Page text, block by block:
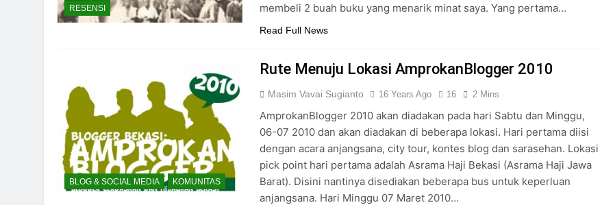
RESENSI
membeli 2 buah buku yang menarik minat saya. Yang pertama…
Read Full News
BLOG & SOCIAL MEDIA KOMUNITAS
Rute Menuju Lokasi AmprokanBlogger 2010
Masim Vavai Sugianto 16 Years Ago 16 2 Mins
AmprokanBlogger 2010 akan diadakan pada hari Sabtu dan Minggu,
06-07 2010 dan akan diadakan di beberapa lokasi. Hari pertama diisi
dengan acara anjangsana, city tour, kontes blog dan sarasehan. Lokasi
pick point hari pertama adalah Asrama Haji Bekasi (Asrama Haji Jawa
Barat). Disini nantinya disediakan beberapa bus untuk keperluan
anjangsana. Hari Minggu 07 Maret 2010…